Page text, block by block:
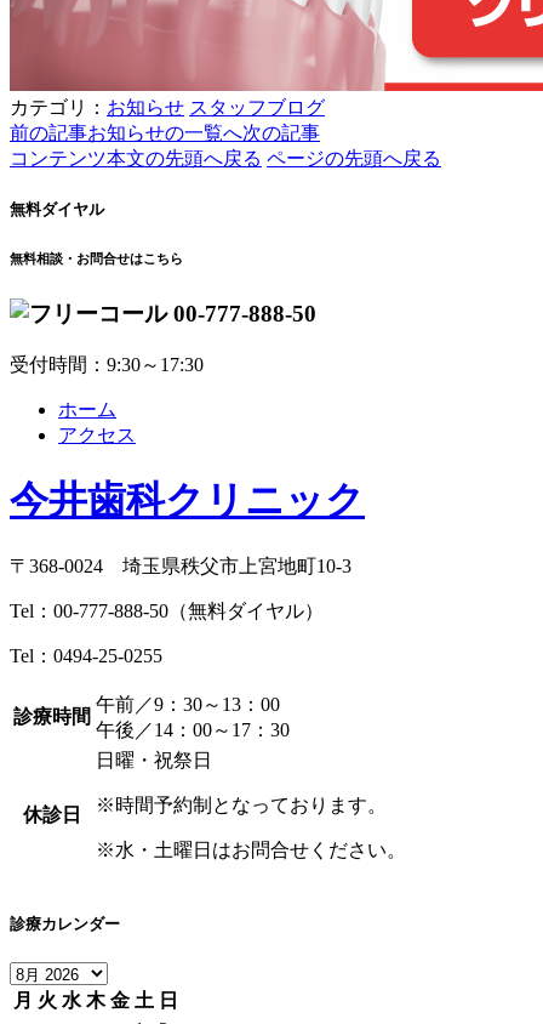
カテゴリ： お知らせ スタッフブログ
前の記事お知らせの一覧へ次の記事
コンテンツ本文の先頭へ戻る ページの先頭へ戻る
無料ダイヤル
無料相談・お問合せはこちら
00-777-888-50
受付時間：9:30～17:30
ホーム
アクセス
今井歯科クリニック
〒368-0024 埼玉県秩父市上宮地町10-3
Tel： 00-777-888-50 （無料ダイヤル）
Tel： 0494-25-0255
診療時間
午前／9：30～13：00
午後／14：00～17：30
休診日
日曜・祝祭日
※時間予約制となっております。
※水・土曜日はお問合せください。
診療カレンダー
月 火 水 木 金 土 日